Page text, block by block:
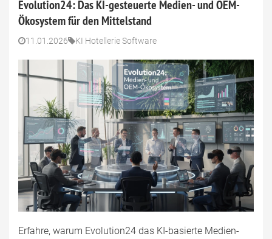
Evolution24: Das KI-gesteuerte Medien- und OEM-
Ökosystem für den Mittelstand
11.01.2026 KI Hotellerie Software
Erfahre, warum Evolution24 das KI-basierte Medien-